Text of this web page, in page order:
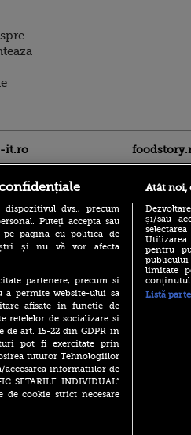
it.ro
(P)
cu
dvs., precum
Puteți accepta sau
pagina cu politica de
și nu vă vor afecta
partenere, precum si
permite website-ului sa
afisate in functie de
retelelor de socializare si
de art. 15-22 din GDPR in
pot fi exercitate prin
tuturor Tehnologiilor
accesarea informatiilor de
SETARILE INDIVIDUAL”
cookie strict necesare
Atât noi,
și/sau
pentru
limitate
Listă